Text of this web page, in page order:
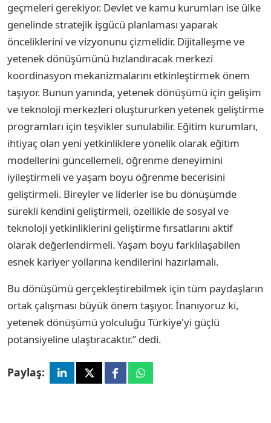
geçmeleri gerekiyor. Devlet ve kamu kurumları ise ülke
genelinde stratejik işgücü planlaması yaparak
önceliklerini ve vizyonunu çizmelidir. Dijitalleşme ve
yetenek dönüşümünü hızlandıracak merkezi
koordinasyon mekanizmalarını etkinleştirmek önem
taşıyor. Bunun yanında, yetenek dönüşümü için gelişim
ve teknoloji merkezleri oluştururken yetenek geliştirme
programları için teşvikler sunulabilir. Eğitim kurumları,
ihtiyaç olan yeni yetkinliklere yönelik olarak eğitim
modellerini güncellemeli, öğrenme deneyimini
iyileştirmeli ve yaşam boyu öğrenme becerisini
geliştirmeli. Bireyler ve liderler ise bu dönüşümde
sürekli kendini geliştirmeli, özellikle de sosyal ve
teknoloji yetkinliklerini geliştirme fırsatlarını aktif
olarak değerlendirmeli. Yaşam boyu farklılaşabilen
esnek kariyer yollarına kendilerini hazırlamalı.
Bu dönüşümü gerçekleştirebilmek için tüm paydaşların
ortak çalışması büyük önem taşıyor. İnanıyoruz ki,
yetenek dönüşümü yolculuğu Türkiye'yi güçlü
potansiyeline ulaştıracaktır.” dedi.
Paylaş: